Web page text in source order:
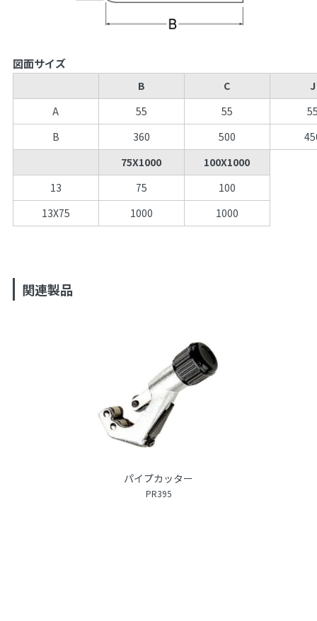
図面サイズ
B C
J
A
55 55
B
360 500
75X1000
100X1000
13
75
100
13X75
1000 1000
関連製品
パイプカッター
PR395